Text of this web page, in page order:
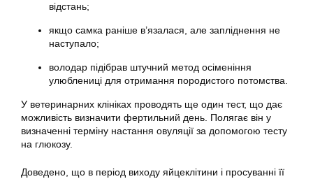
відстань;
якщо самка раніше в’язалася, але запліднення не
наступало;
володар підібрав штучний метод осіменіння
улюблениці для отримання породистого потомства.
У ветеринарних клініках проводять ще один тест, що дає
можливість визначити фертильний день. Полягає він у
визначенні терміну настання овуляції за допомогою тесту
на глюкозу.
Доведено, що в період виходу яйцеклітини і просуванні її